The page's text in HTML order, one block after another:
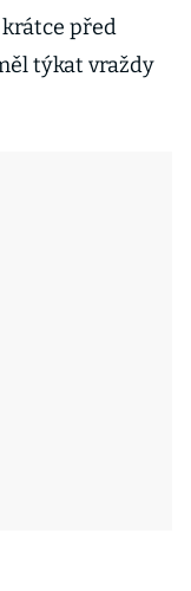
před
týkat vraždy